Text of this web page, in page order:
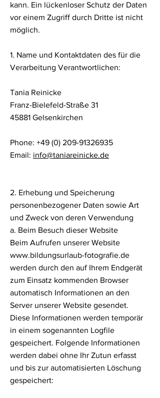
kann. Ein lückenloser Schutz der Daten
vor einem Zugriff durch Dritte ist nicht
möglich.
1. Name und Kontaktdaten des für die
Verarbeitung Verantwortlichen:
Tania Reinicke
Franz-Bielefeld-Straße 31
45881 Gelsenkirchen
Phone: +49 (0) 209-91326935
Email: info@taniareinicke.de
2. Erhebung und Speicherung
personenbezogener Daten sowie Art
und Zweck von deren Verwendung
a. Beim Besuch dieser Website
Beim Aufrufen unserer Website
www.bildungsurlaub-fotografie.de
werden durch den auf Ihrem Endgerät
zum Einsatz kommenden Browser
automatisch Informationen an den
Server unserer Website gesendet.
Diese Informationen werden temporär
in einem sogenannten Logfile
gespeichert. Folgende Informationen
werden dabei ohne Ihr Zutun erfasst
und bis zur automatisierten Löschung
gespeichert: